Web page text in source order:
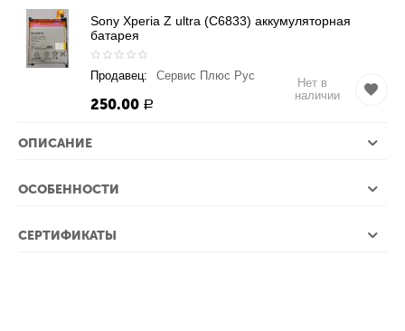
Sony Xperia Z ultra (C6833) аккумуляторная
батарея
Продавец: Сервис Плюс Рус
250.00 Р
Нет в
наличии
ОПИСАНИЕ
ОСОБЕННОСТИ
СЕРТИФИКАТЫ